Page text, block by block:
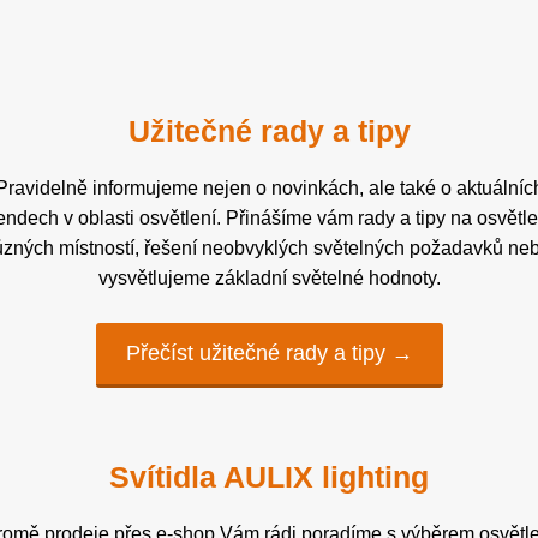
Užitečné rady a tipy
informujeme nejen o novinkách, ale také o
v oblasti osvětlení. Přinášíme vám rady a tipy na
místností, řešení neobvyklých světelných požadavků
vysvětlujeme základní světelné hodnoty.
Přečíst užitečné rady a tipy →
Svítidla AULIX lighting
prodeje přes e-shop Vám rádi poradíme s výběrem